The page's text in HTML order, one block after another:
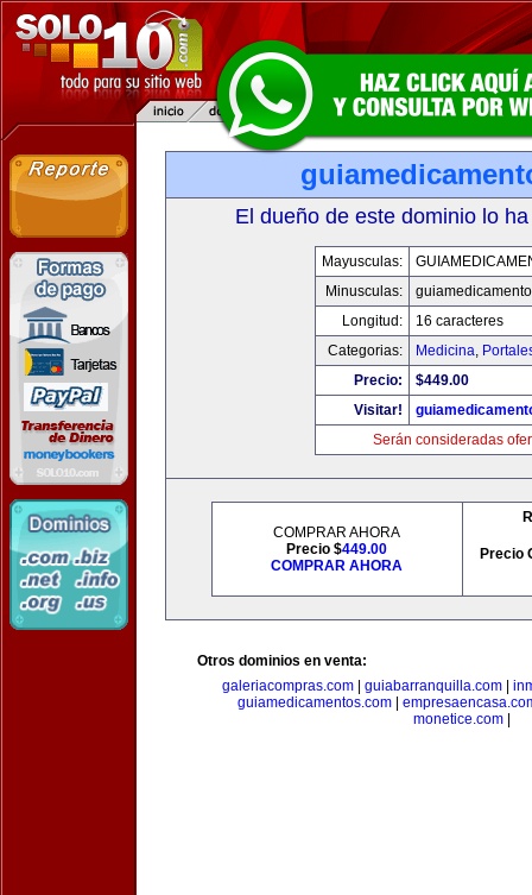
El dueño de este dominio lo
Mayusculas:
Minusculas:
Longitud:
16 caracteres
Categorias:
Medicina,
Precio:
$449.00
Visitar!
Serán consideradas
COMPRAR AHORA
Precio $449.00
COMPRAR AHORA
Precio
Otros dominios en venta:
galeriacompras.com
guiabarranquilla.com
guiamedicamentos.com|
monetice.com